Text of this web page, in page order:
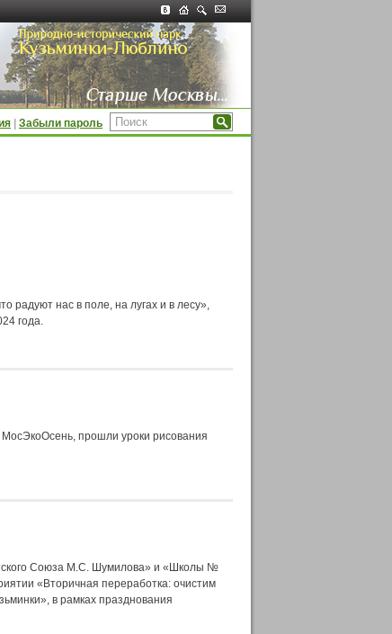
Забыли пароль
радуют нас в поле, на лугах и в лесу»,
года.
прошли уроки рисования
Союза М.С. Шумилова» и «Школы №
«Вторичная переработка: очистим
в рамках празднования